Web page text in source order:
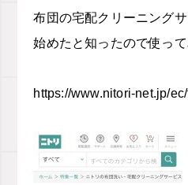
布団の宅配クリーニング
始めたと知ったので使っ
https://www.nitori-net.jp/